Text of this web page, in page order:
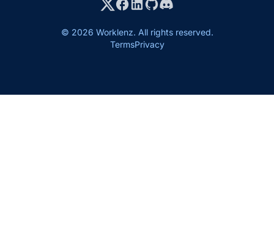
© 2026 Worklenz. All rights reserved.
TermsPrivacy